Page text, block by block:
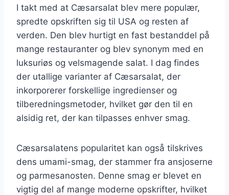
I takt med at Cæsarsalat blev mere populær,
spredte opskriften sig til USA og resten af
verden. Den blev hurtigt en fast bestanddel på
mange restauranter og blev synonym med en
luksuriøs og velsmagende salat. I dag findes
der utallige varianter af Cæsarsalat, der
inkorporerer forskellige ingredienser og
tilberedningsmetoder, hvilket gør den til en
alsidig ret, der kan tilpasses enhver smag.
Cæsarsalatens popularitet kan også tilskrives
dens umami-smag, der stammer fra ansjoserne
og parmesanosten. Denne smag er blevet en
vigtig del af mange moderne opskrifter, hvilket